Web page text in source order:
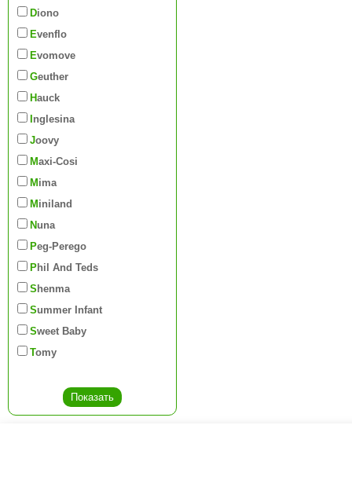
Diono
Evenflo
Evomove
Geuther
Hauck
Inglesina
Joovy
Maxi-Cosi
Mima
Miniland
Nuna
Peg-Perego
Phil And Teds
Shenma
Summer Infant
Sweet Baby
Tomy